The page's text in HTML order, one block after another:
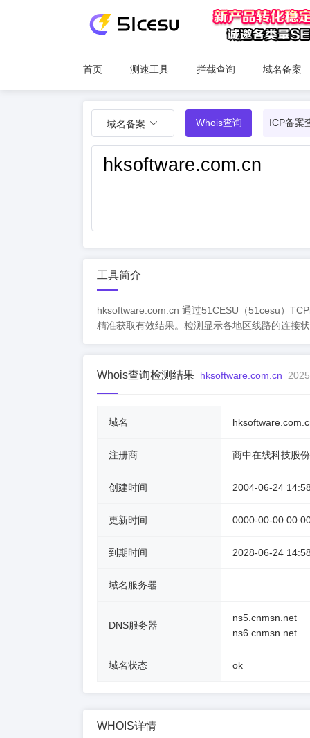
首页 测速工具 拦截查询 域名备案
域名备案 Whois查询 ICP备案
工具简介
hksoftware.com.cn 通过51CESU（51cesu）
精准获取有效结果。检测显示各地区线路的连接
Whois查询检测结果 hksoftware.com.cn
域名
注册商 商中在线科技股
创建时间 2004-06-24
更新时间 0000-00-00
到期时间 2028-06-24
域名服务器
DNS服务器
ns5.cnmsn.net
ns6.cnmsn.net
域名状态 ok
WHOIS详情